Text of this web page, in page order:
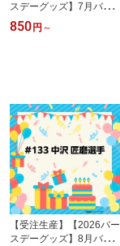
スデーグッズ】7月バー
スデー│#54日當 直喜【9
月中旬以降発送予定】
850 円 ～
【受注生産】【2026バー
スデーグッズ】8月バー